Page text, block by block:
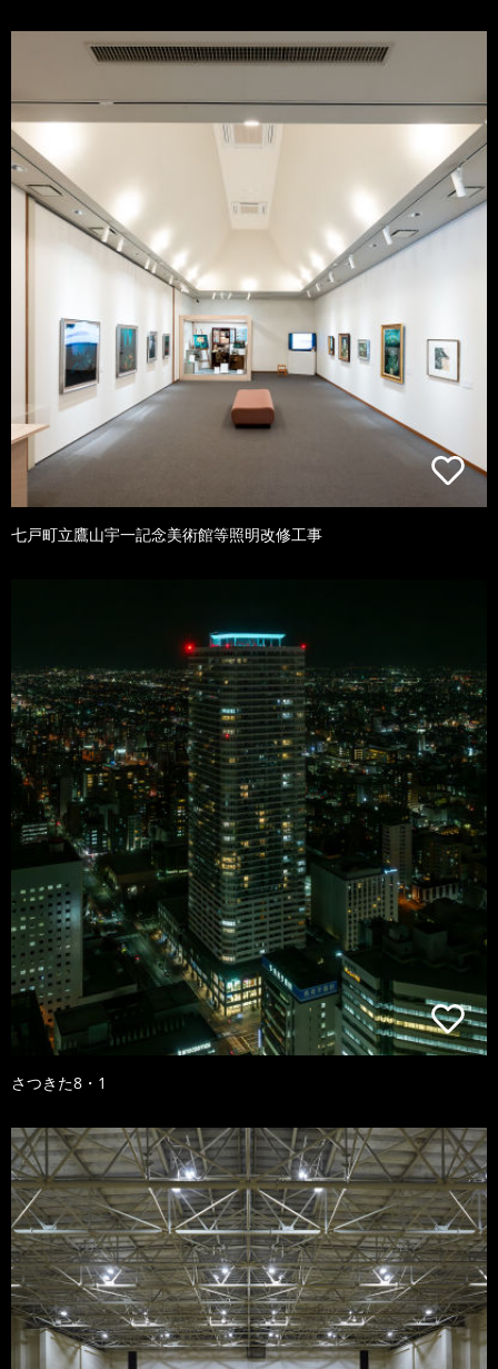
七戸町立鷹山宇一記念美術館等照明改修工事
さつきた8・1